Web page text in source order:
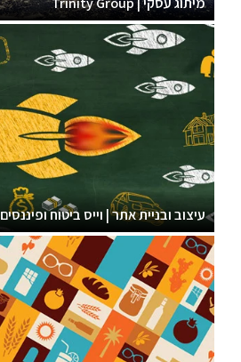
עיצוב ובניית אתר | וייס ביטוח ופיננסים